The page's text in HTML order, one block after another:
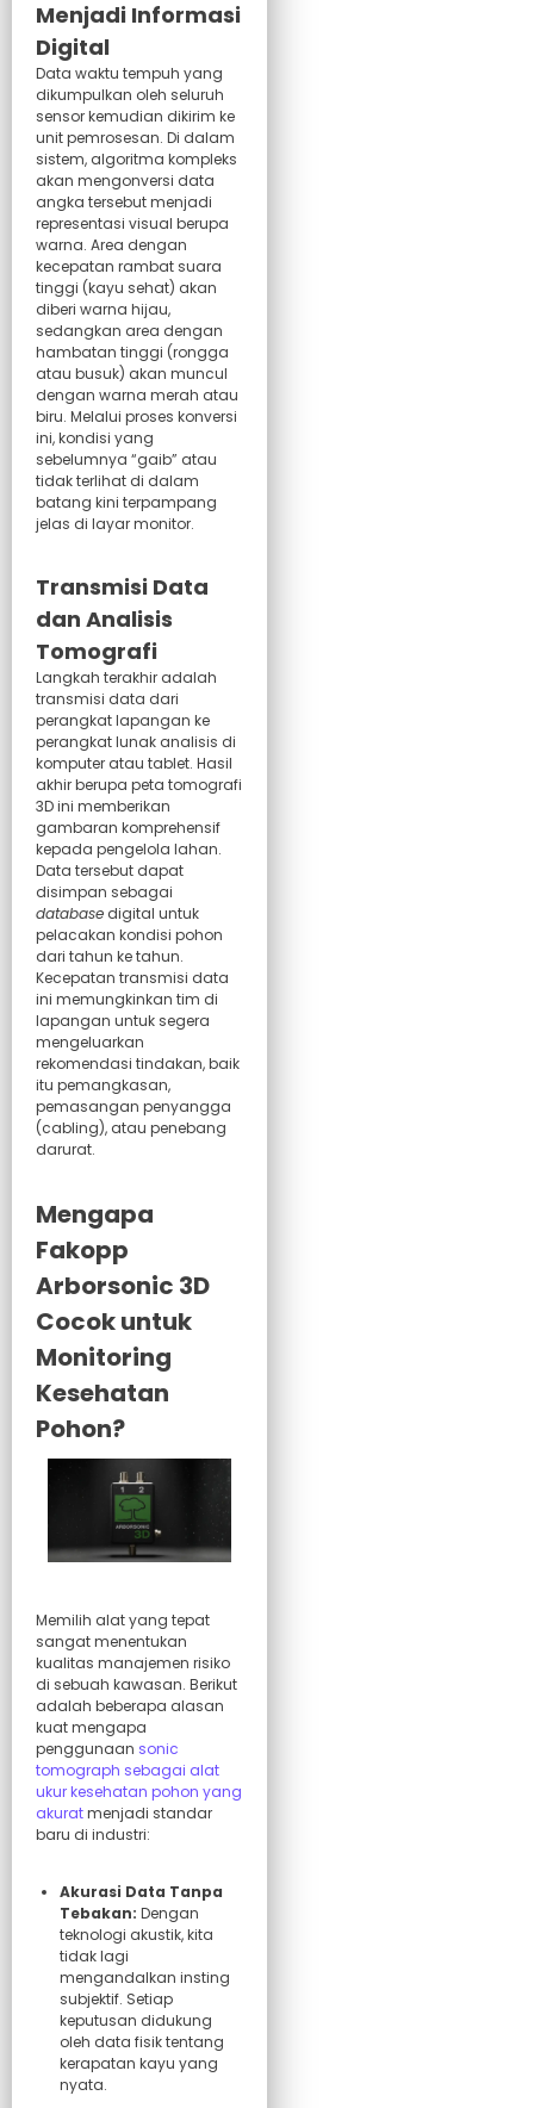
Menjadi Informasi
Digital
Data waktu tempuh yang
dikumpulkan oleh seluruh
sensor kemudian dikirim ke
unit pemrosesan. Di dalam
sistem, algoritma kompleks
akan mengonversi data
angka tersebut menjadi
representasi visual berupa
warna. Area dengan
kecepatan rambat suara
tinggi (kayu sehat) akan
diberi warna hijau,
sedangkan area dengan
hambatan tinggi (rongga
atau busuk) akan muncul
dengan warna merah atau
biru. Melalui proses konversi
ini, kondisi yang
sebelumnya “gaib” atau
tidak terlihat di dalam
batang kini terpampang
jelas di layar monitor.
Transmisi Data
dan Analisis
Tomografi
Langkah terakhir adalah
transmisi data dari
perangkat lapangan ke
perangkat lunak analisis di
komputer atau tablet. Hasil
akhir berupa peta tomografi
3D ini memberikan
gambaran komprehensif
kepada pengelola lahan.
Data tersebut dapat
disimpan sebagai
database digital untuk
pelacakan kondisi pohon
dari tahun ke tahun.
Kecepatan transmisi data
ini memungkinkan tim di
lapangan untuk segera
mengeluarkan
rekomendasi tindakan, baik
itu pemangkasan,
pemasangan penyangga
(cabling), atau penebang
darurat.
Mengapa
Fakopp
Arborsonic 3D
Cocok untuk
Monitoring
Kesehatan
Pohon?
Memilih alat yang tepat
sangat menentukan
kualitas manajemen risiko
di sebuah kawasan. Berikut
adalah beberapa alasan
kuat mengapa
penggunaan sonic
tomograph sebagai alat
ukur kesehatan pohon yang
akuratmenjadi standar
baru di industri:
Akurasi Data Tanpa
Tebakan: Dengan
teknologi akustik, kita
tidak lagi
mengandalkan insting
subjektif. Setiap
keputusan didukung
oleh data fisik tentang
kerapatan kayu yang
nyata.